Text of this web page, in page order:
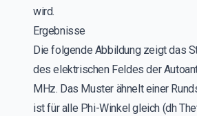
wird.
Ergebnisse
Die folgende Abbildung zeigt das
des elektrischen Feldes der
MHz. Das Muster ähnelt einer
ist für alle Phi-Winkel gleich (dh